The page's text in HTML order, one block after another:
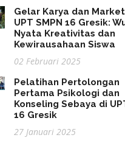
Gelar Karya dan Market
UPT SMPN 16 Gresik:
Nyata Kreativitas dan
Kewirausahaan Siswa
02 Februari 2025
Pelatihan Pertolongan
Pertama Psikologi dan
Konseling Sebaya di
16 Gresik
27 Januari 2025